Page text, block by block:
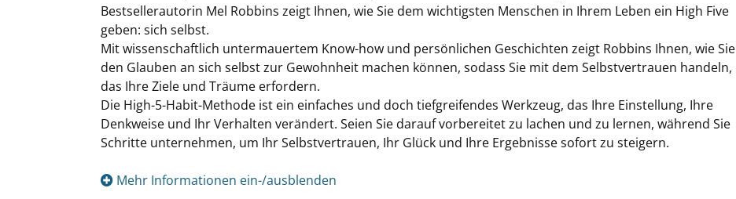
Bestsellerautorin Mel Robbins zeigt Ihnen, wie Sie dem wichtigsten Menschen in Ihrem Leben ein High Five
geben: sich selbst.
Mit wissenschaftlich untermauertem Know-how und persönlichen Geschichten zeigt Robbins Ihnen, wie Sie
den Glauben an sich selbst zur Gewohnheit machen können, sodass Sie mit dem Selbstvertrauen handeln,
das Ihre Ziele und Träume erfordern.
Die High-5-Habit-Methode ist ein einfaches und doch tiefgreifendes Werkzeug, das Ihre Einstellung, Ihre
Denkweise und Ihr Verhalten verändert. Seien Sie darauf vorbereitet zu lachen und zu lernen, während Sie
Schritte unternehmen, um Ihr Selbstvertrauen, Ihr Glück und Ihre Ergebnisse sofort zu steigern.
Mehr Informationen ein-/ausblenden